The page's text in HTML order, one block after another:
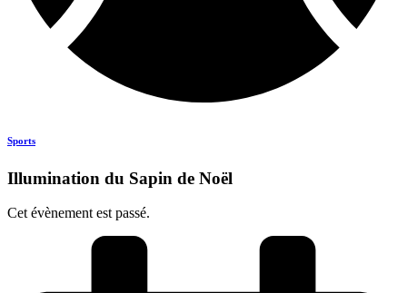
Sports
Illumination du Sapin de Noël
Cet évènement est passé.